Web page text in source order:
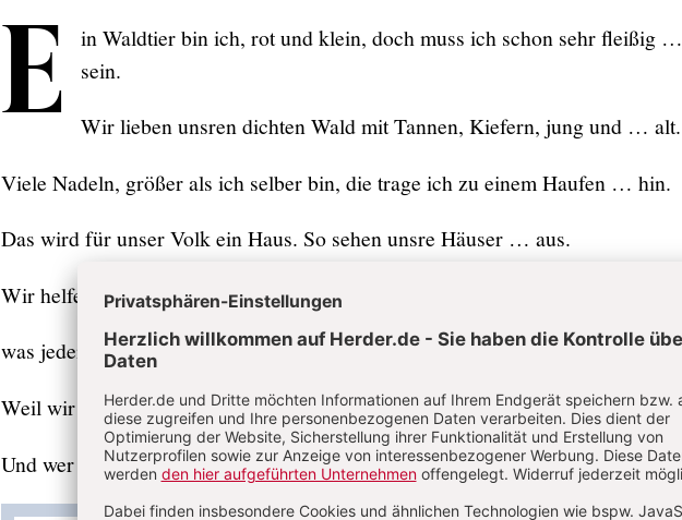
E
in Waldtier bin ich, rot und klein, doch muss ich schon sehr fleißig …
sein.
Wir lieben unsren dichten Wald mit Tannen, Kiefern, jung und … alt.
Viele Nadeln, größer als ich selber bin, die trage ich zu einem Haufen … hin.
Das wird für unser Volk ein Haus. So sehen unsre Häuser … aus.
Wir helfen bei der Käferplage und fressen diese alle … Tage,
was jedem Förster sehr gefällt. Er hat uns unter Schutz … gestellt.
Weil wir im Wald so nützlich sind, erfreu’n wir jedes wache … Kind.
Und wer im Wald genau hinschaut, erkennt, wer Nadelhäuser … baut.